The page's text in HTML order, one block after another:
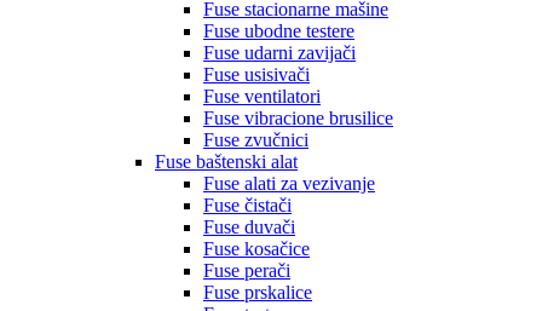
Fuse stacionarne mašine
Fuse ubodne testere
Fuse udarni zavijači
Fuse usisivači
Fuse ventilatori
Fuse vibracione brusilice
Fuse zvučnici
Fuse baštenski alat
Fuse alati za vezivanje
Fuse čistači
Fuse duvači
Fuse kosačice
Fuse perači
Fuse prskalice